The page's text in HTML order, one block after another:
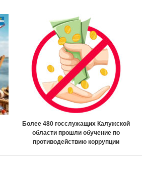
Более 480 госслужащих Калужской
области прошли обучение по
противодействию коррупции